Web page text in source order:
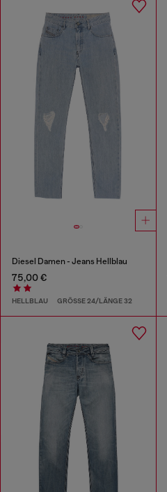
Diesel Damen - Jeans Hellblau
75,00 €
HELLBLAU GRÖSSE 24/LÄNGE 32